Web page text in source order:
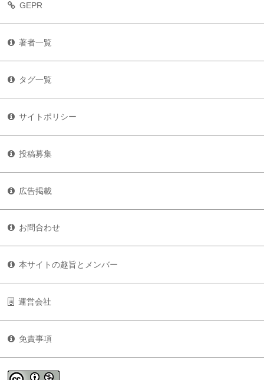
GEPR
著者一覧
タグ一覧
サイトポリシー
投稿募集
広告掲載
お問合わせ
本サイトの趣旨とメンバー
運営会社
免責事項